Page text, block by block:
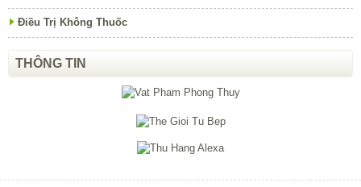
Điều Trị Không Thuốc
THÔNG TIN